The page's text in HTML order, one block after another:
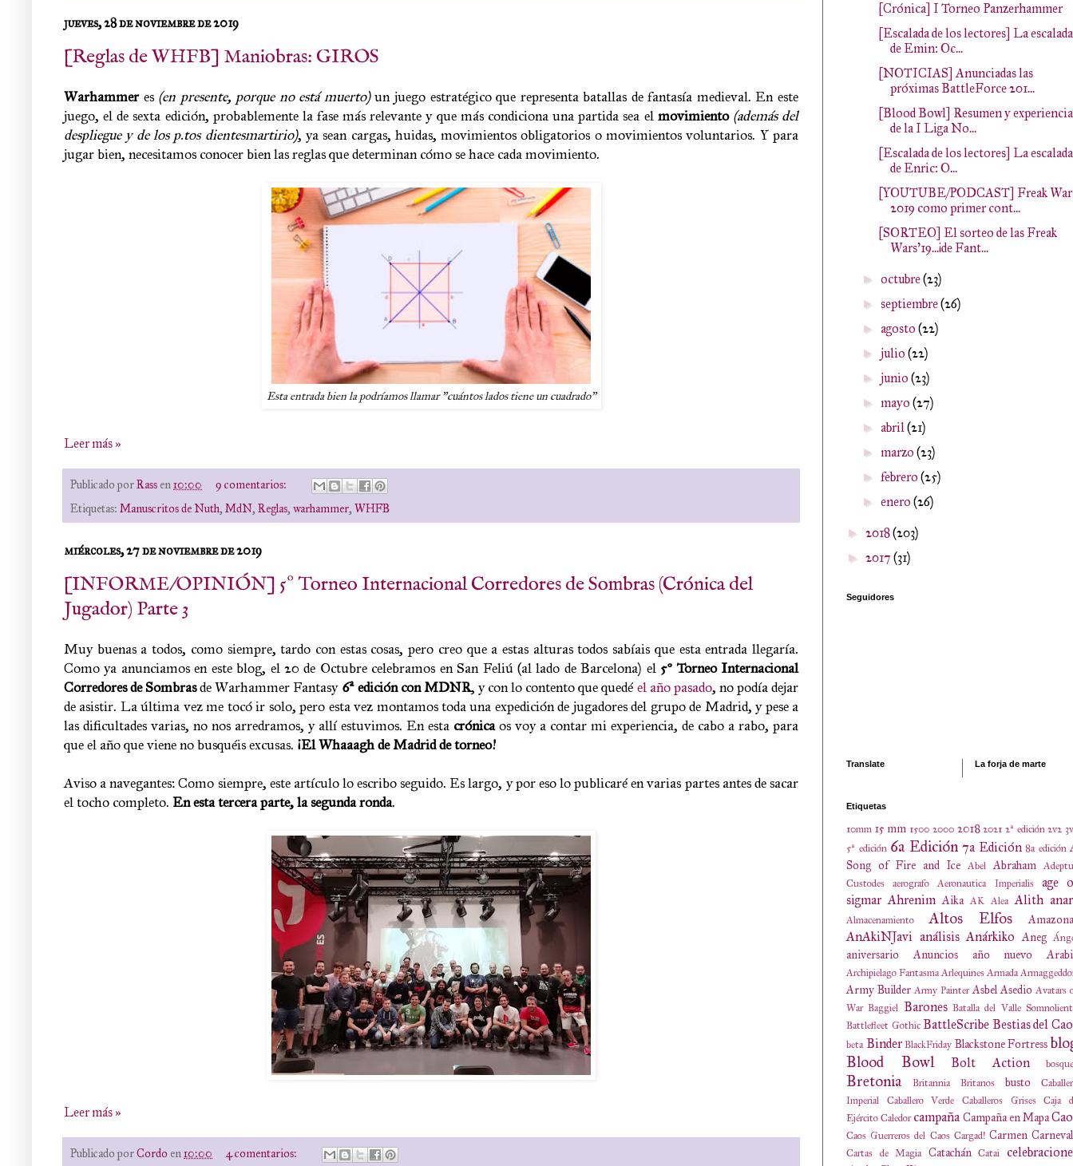
jueves, 28 de noviembre de 2019
[Reglas de WHFB] Maniobras: GIROS
Warhammeres (en presente, porque no está muerto)un juego estratégico que representa batallas de fantasía medieval. En este
juego, el de sexta edición, probablemente la fase más relevante y que más condiciona una partida sea el movimiento(además del
despliegue y de los p.tos dientesmartirio), ya sean cargas, huidas, movimientos obligatorios o movimientos voluntarios. Y para
jugar bien, necesitamos conocer bien las reglas que determinan cómo se hace cada movimiento.
Esta entrada bien la podríamos llamar "cuántos lados tiene un cuadrado"
Leer más »
Publicado porRass en10:00
9 comentarios:
Etiquetas: Manuscritos de Nuth, MdN, Reglas, warhammer, WHFB
miércoles, 27 de noviembre de 2019
[INFORME/OPINIÓN] 5º Torneo Internacional Corredores de Sombras (Crónica del
Jugador) Parte 3
Muy buenas a todos, como siempre, tardo con estas cosas, pero creo que a estas alturas todos sabíais que esta entrada llegaría.
Como ya anunciamos en este blog, el 20 de Octubre celebramos en San Feliú (al lado de Barcelona) el 5º Torneo Internacional
Corredores de Sombrasde Warhammer Fantasy 6ª edición con MDNR, y con lo contento que quedéel año pasado, no podía dejar
de asistir. La última vez me tocó ir solo, pero esta vez montamos toda una expedición de jugadores del grupo de Madrid, y pese a
las dificultades varias, no nos arredramos, y allí estuvimos. En esta crónicaos voy a contar mi experiencia, de cabo a rabo, para
que el año que viene no busquéis excusas. ¡El Whaaagh de Madrid de torneo!
Aviso a navegantes: Como siempre, este artículo lo escribo seguido. Es largo, y por eso lo publicaré en varias partes antes de sacar
el tocho completo. En esta tercera parte, la segunda ronda.
Leer más »
Publicado porCordo en10:00 4 comentarios:
[Crónica] I Torneo Panzerhammer
[Escalada de los lectores] La escalada
de Emin: Oc...
[NOTICIAS] Anunciadas las
próximas BattleForce 201...
[Blood Bowl] Resumen y experiencia
de la I Liga No...
[Escalada de los lectores] La escalada
de Enric: O...
[YOUTUBE/PODCAST] Freak
2019 como primer cont...
[SORTEO] El sorteo de las Freak
Wars'19...¡de Fant...
►octubre(23)
►septiembre(26)
► agosto(22)
►julio(22)
►junio(23)
► mayo(27)
► abril(21)
► marzo(23)
►febrero(25)
►enero(26)
► 2018(203)
► 2017 (31)
Seguidores
Translate La forja de marte
Etiquetas
10mm 15 mm 1500 2000 2018 2021 2ª edición 2v2
5ª edición 6a Edición 7a Edición 8a edición
Song of Fire and Ice Abel Abraham
Custodes
aerografo Aeronautica Imperialis
age
sigmar Ahrenim Aika AK Alea Alith
Almacenamiento Altos Elfos
AnAkiNJavi análisis Anárkiko Aneg
aniversario Anuncios año nuevo
Archipielago FantasmaArlequinesArmada
Army Builder Army Painter Asbel Asedio Avatars
War Baggiel Barones Batalla del Valle
Battlefleet Gothic BattleScribe Bestias del
beta Binder BlackFriday Blackstone Fortress
Blood Bowl
Bolt Action
Bretonia Britannia Britanos busto
Imperial
Caballero Verde Caballeros Grises
Caja
EjércitoCaledor campaña Campaña en Mapa
Caos Guerreros del Caos Cargad! Carmen
Cartas de Magia Catachán Catai